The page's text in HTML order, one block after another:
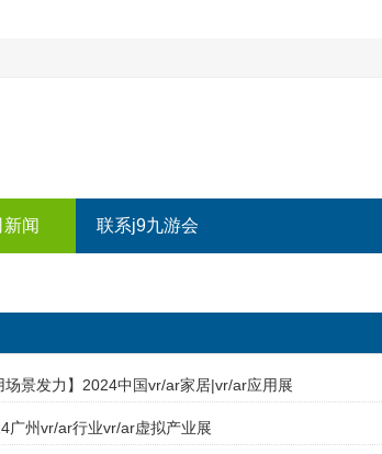
闻 联系j9九游会
场景发力】2024中国vr/ar家居|vr/ar应用展
广州vr/ar行业vr/ar虚拟产业展